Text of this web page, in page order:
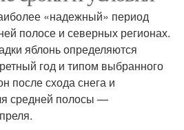
«надежный» период
полосе и северных регионах.
яблонь определяются
год и типом выбранного
после схода снега и
средней полосы —